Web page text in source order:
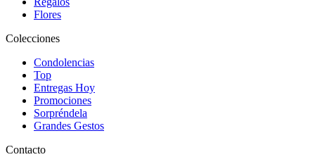
Flores
Colecciones
Condolencias
Top
Entregas Hoy
Promociones
Sorpréndela
Grandes Gestos
Contacto